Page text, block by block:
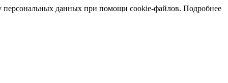
персональных данных при помощи cookie-файлов. Подробнее